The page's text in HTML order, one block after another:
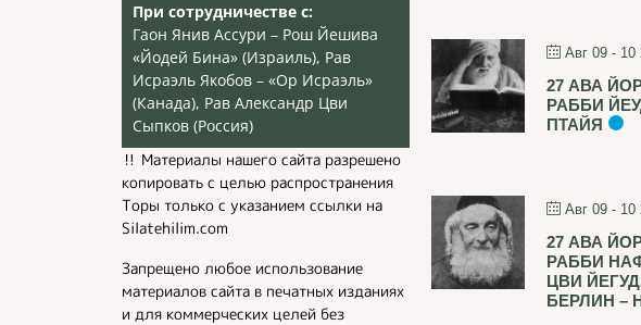
При сотрудничестве с:
Гаон Янив Ассури – Рош Йешива
«Йодей Бина» (Израиль), Рав
Исраэль Якобов – «Ор Исраэль»
(Канада), Рав Александр Цви
Сыпков (Россия)
‼️ Материалы нашего сайта разрешено
копировать с целью распространения
Торы только с указанием ссылки на
Silatehilim.com
Запрещено любое использование
материалов сайта в печатных изданиях
и для коммерческих целей без
Авг 09 - 10
27 АВА
РАББИ
ПТАЙЯ
Авг 09 - 10
27 АВА
РАББИ
ЦВИ
БЕРЛИН –